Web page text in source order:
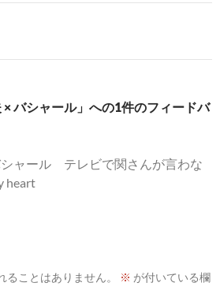
× バシャール」への1件のフィードバ
ャール テレビで関さんが言わな
heart
ることはありません。 ※ が付いている欄